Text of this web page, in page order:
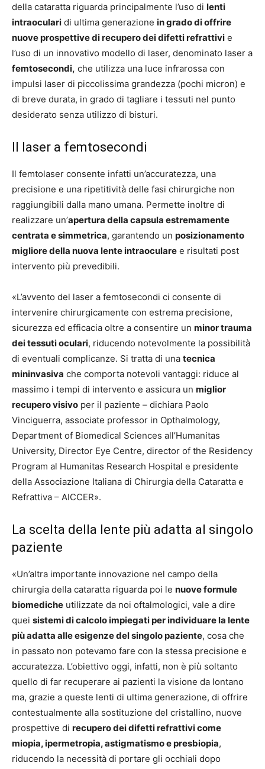
della cataratta riguarda principalmente l’uso di lenti
intraoculari di ultima generazione in grado di offrire
nuove prospettive di recupero dei difetti refrattivi e
l’uso di un innovativo modello di laser, denominato laser a
femtosecondi, che utilizza una luce infrarossa con
impulsi laser di piccolissima grandezza (pochi micron) e
di breve durata, in grado di tagliare i tessuti nel punto
desiderato senza utilizzo di bisturi.
Il laser a femtosecondi
Il femtolaser consente infatti un’accuratezza, una
precisione e una ripetitività delle fasi chirurgiche non
raggiungibili dalla mano umana. Permette inoltre di
realizzare un’apertura della capsula estremamente
centrata e simmetrica, garantendo un posizionamento
migliore della nuova lente intraoculare e risultati post
intervento più prevedibili.
«L’avvento del laser a femtosecondi ci consente di
intervenire chirurgicamente con estrema precisione,
sicurezza ed efficacia oltre a consentire un minor trauma
dei tessuti oculari, riducendo notevolmente la possibilità
di eventuali complicanze. Si tratta di una tecnica
mininvasiva che comporta notevoli vantaggi: riduce al
massimo i tempi di intervento e assicura un miglior
recupero visivo per il paziente – dichiara Paolo
Vinciguerra, associate professor in Opthalmology,
Department of Biomedical Sciences all’Humanitas
University, Director Eye Centre, director of the Residency
Program al Humanitas Research Hospital e presidente
della Associazione Italiana di Chirurgia della Cataratta e
Refrattiva – AICCER».
La scelta della lente più adatta al singolo
paziente
«Un’altra importante innovazione nel campo della
chirurgia della cataratta riguarda poi le nuove formule
biomediche utilizzate da noi oftalmologici, vale a dire
quei sistemi di calcolo impiegati per individuare la lente
più adatta alle esigenze del singolo paziente, cosa che
in passato non potevamo fare con la stessa precisione e
accuratezza. L’obiettivo oggi, infatti, non è più soltanto
quello di far recuperare ai pazienti la visione da lontano
ma, grazie a queste lenti di ultima generazione, di offrire
contestualmente alla sostituzione del cristallino, nuove
prospettive di recupero dei difetti refrattivi come
miopia, ipermetropia, astigmatismo e presbiopia,
riducendo la necessità di portare gli occhiali dopo